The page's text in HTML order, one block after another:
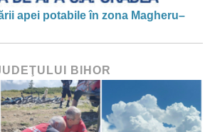
apei potabile în zona Magheru–
BIHOR